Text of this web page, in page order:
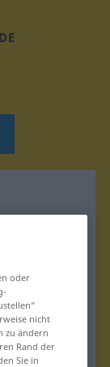
oder
nicht
zu ändern
Rand der
Sie in